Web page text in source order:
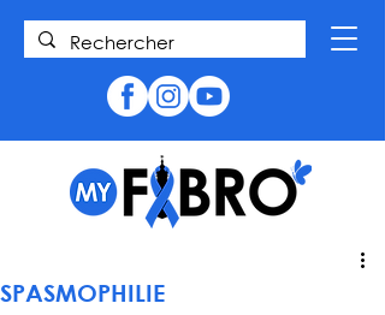
SPASMOPHILIE